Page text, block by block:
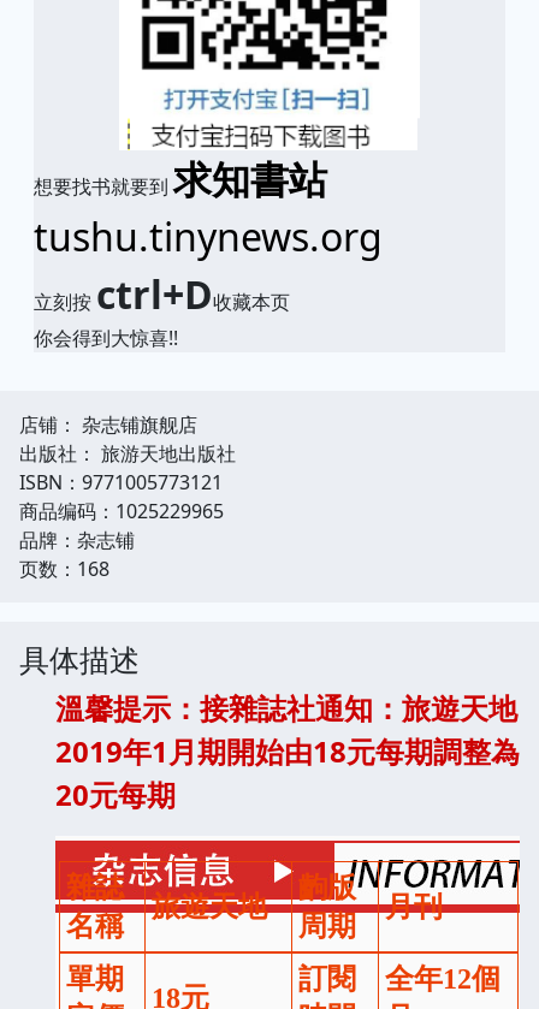
想要找书就要到求知書站
tushu.tinynews.org
立刻按 ctrl+D收藏本页
你会得到大惊喜!!
店铺： 杂志铺旗舰店
出版社： 旅游天地出版社
ISBN：9771005773121
商品编码：1025229965
品牌：杂志铺
页数：168
具体描述
溫馨提示：接雜誌社通知：旅遊天地
2019年1月期開始由18元每期調整為
20元每期
雜誌
名稱
旅遊天地
齣版
周期
月刊
單期
18元
訂閱
全年12個